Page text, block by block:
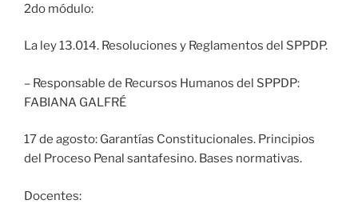
2do módulo:
La ley 13.014. Resoluciones y Reglamentos del SPPDP.
– Responsable de Recursos Humanos del SPPDP:
FABIANA GALFRÉ
17 de agosto: Garantías Constitucionales. Principios
del Proceso Penal santafesino. Bases normativas.
Docentes: